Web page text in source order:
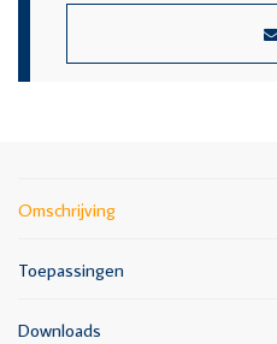
Omschrijving
Toepassingen
Downloads